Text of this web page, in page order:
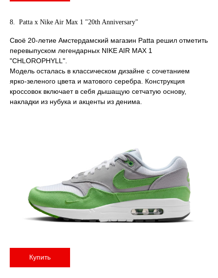
8. Patta x Nike Air Max 1 "20th Anniversary"
Своё 20-летие Амстердамский магазин Patta решил отметить
перевыпуском легендарных NIKE AIR MAX 1
"CHLOROPHYLL".
Модель осталась в классическом дизайне с сочетанием
ярко-зеленого цвета и матового серебра. Конструкция
кроссовок включает в себя дышащую сетчатую основу,
накладки из нубука и акценты из денима.
Купить